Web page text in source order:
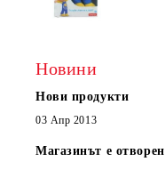
Новини
Нови продукти
03 Апр 2013
Магазинът е отворен